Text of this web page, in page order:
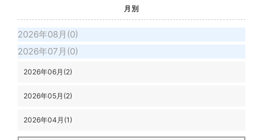
月別
2026年08月(0)
2026年07月(0)
2026年06月(2)
2026年05月(2)
2026年04月(1)